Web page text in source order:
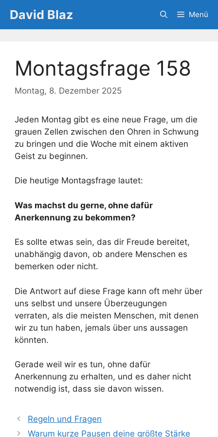
Inhalt
springen
David Blaz Menü
Montagsfrage 158
Montag, 8. Dezember 2025
Jeden Montag gibt es eine neue Frage, um die
grauen Zellen zwischen den Ohren in Schwung
zu bringen und die Woche mit einem aktiven
Geist zu beginnen.
Die heutige Montagsfrage lautet:
Was machst du gerne, ohne dafür
Anerkennung zu bekommen?
Es sollte etwas sein, das dir Freude bereitet,
unabhängig davon, ob andere Menschen es
bemerken oder nicht.
Die Antwort auf diese Frage kann oft mehr über
uns selbst und unsere Überzeugungen
verraten, als die meisten Menschen, mit denen
wir zu tun haben, jemals über uns aussagen
könnten.
Gerade weil wir es tun, ohne dafür
Anerkennung zu erhalten, und es daher nicht
notwendig ist, dass sie davon wissen.
Regeln und Fragen
Warum kurze Pausen deine größte Stärke